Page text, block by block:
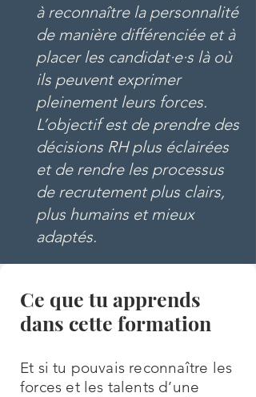
à reconnaître la personnalité
de manière différenciée et à
placer les candidat·e·s là où
ils peuvent exprimer
pleinement leurs forces.
L’objectif est de prendre des
décisions RH plus éclairées
et de rendre les processus
de recrutement plus clairs,
plus humains et mieux
adaptés.
Ce que tu apprends
dans cette formation
Et si tu pouvais reconnaître les
forces et les talents d’une